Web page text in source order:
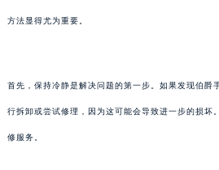
方法显得尤为重要。
首先，保持冷静是解决问题的第一步。如果发现伯爵
行拆卸或尝试修理，因为这可能会导致进一步的损坏
修服务。